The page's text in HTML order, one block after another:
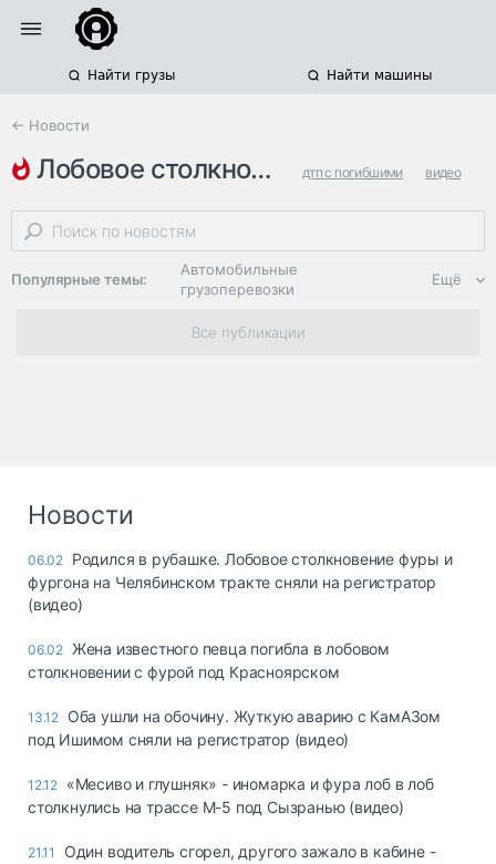
Найти грузы Найти машины
← Новости
лобовое столкновение дтп с погибшими видео
дтп с несколькими грузовиками
Популярные темы:
Автомобильные
грузоперевозки
Региональная
логистика
опасные грузы
Таможня и ВЭД
грузовые
терминалы
транспорт
Ещё
Все публикации
Новости
06.02 Родился в рубашке. Лобовое столкновение фуры и
фургона на Челябинском тракте сняли на регистратор
(видео)
06.02 Жена известного певца погибла в лобовом
столкновении с фурой под Красноярском
13.12 Оба ушли на обочину. Жуткую аварию с КамАЗом
под Ишимом сняли на регистратор (видео)
12.12 «Месиво и глушняк» - иномарка и фура лоб в лоб
столкнулись на трассе М-5 под Сызранью (видео)
21.11
Один водитель сгорел, другого зажало в кабине -